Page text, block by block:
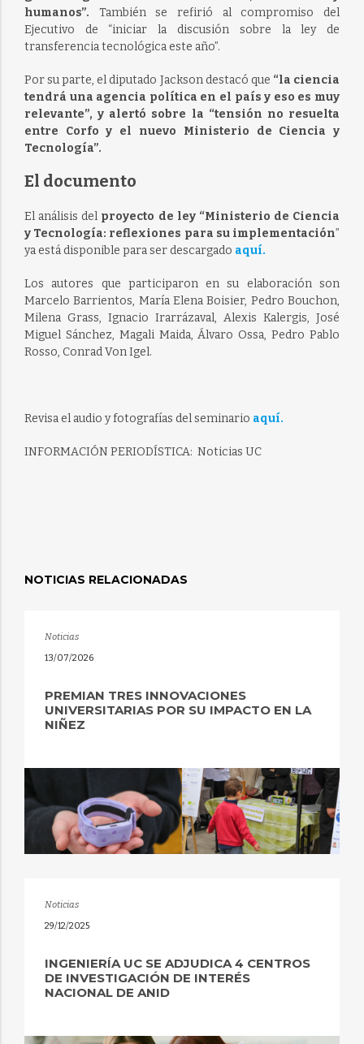
humanos”. También se refirió al compromiso del
Ejecutivo de “iniciar la discusión sobre la ley de
transferencia tecnológica este año”.
Por su parte, el diputado Jackson destacó que “la ciencia
tendrá una agencia política en el país y eso es muy
relevante”, y alertó sobre la “tensión no resuelta
entre Corfo y el nuevo Ministerio de Ciencia y
Tecnología”.
El documento
El análisis del proyecto de ley “Ministerio de Ciencia
y Tecnología: reflexiones para su implementación”
ya está disponible para ser descargado aquí.
Los autores que participaron en su elaboración son
Marcelo Barrientos, María Elena Boisier, Pedro Bouchon,
Milena Grass, Ignacio Irarrázaval, Alexis Kalergis, José
Miguel Sánchez, Magali Maida, Álvaro Ossa, Pedro Pablo
Rosso, Conrad Von Igel.
Revisa el audio y fotografías del seminario aquí.
INFORMACIÓN PERIODÍSTICA: Noticias UC
NOTICIAS RELACIONADAS
Noticias
13/07/2026
PREMIAN TRES INNOVACIONES
UNIVERSITARIAS POR SU IMPACTO EN LA
NIÑEZ
Noticias
29/12/2025
INGENIERÍA UC SE ADJUDICA 4 CENTROS
DE INVESTIGACIÓN DE INTERÉS
NACIONAL DE ANID